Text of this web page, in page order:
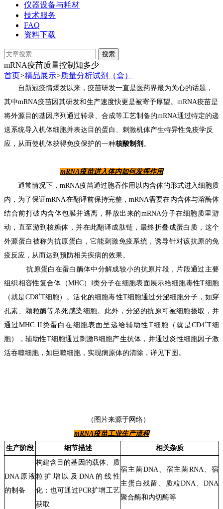
仪器设备与耗材
技术服务
FAQ
资料下载
mRNA疫苗质量控制知多少
首页>精品展示>质量分析试剂（盒）
自新冠疫情爆发以来，疫苗研发一直是医药界最为关心的话题，
其中mRNA疫苗因其研发和生产速度快更是被寄予厚望。 mRNA疫苗是
将外源目的基因序列通过转录、合成等工艺制备的mRNA通过特定的递
送系统导入机体细胞并表达目的蛋白、刺激机体产生特异性免疫学反
应，从而使机体获得免疫保护的一种核酸制剂 。
mRNA疫苗进入体内如何发挥作用
通常情况下 ， mRNA疫苗通过胞吞作用以内含体的形式进入细胞质
内，为了保证mRNA在翻译前保持完整，mRNA需要在内含体与溶酶体
结合前打破内含体包膜并逃离，释放出来的mRNA分子在细胞质里游
动， 直至游到核糖体 ，并在此翻译成肽链，最终折叠成蛋白质，这个
外源蛋白 被称为抗原蛋白 ， 它能刺激免疫系统，诱导针对该抗原的免
疫反应，从而达到预防相关疾病的效果。
抗原蛋白在蛋白酶体中分解成较小的抗原片段， 片段通过主要
组织相容性复合体（MHC）
Ⅰ类分子在细胞表面展示给细胞毒性T细胞
（就是CD8+T细胞） 。活化的细胞毒性T细胞通过分泌细胞分子，如穿
孔素、颗粒酶等杀死感染细胞。 此外，分泌的抗原可被细胞摄取 ，并
通过MHC II类蛋白在细胞表面呈递给辅助性T细胞（就是CD4+T细
胞）
， 辅助性T细胞通过刺激B细胞产生抗体，并通过炎性细胞因子激
活吞噬细胞 ， 如巨噬细胞 ， 实现病原体的清除 ，详见下图。
（ 图片来源于网络）
mRNA疫苗工业生产流程
生产阶段 细节描述 相关杂质
DNA原液
的制备
构建含 目的基因的载体、质
粒扩增以及DNA的线性
化 ；也可通过PCR扩增工艺
获取
宿主菌DNA、宿主菌RNA、宿
主蛋白残留 、 质粒DNA、DNA
聚合酶和 内切酶等